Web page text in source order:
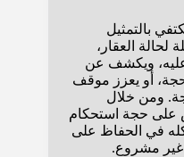
بالتمثيل
لحالة العقار،
عليه، ويكشف عن
أو يعزز موقف
ومن خلال
على حجة استحكام
في الحفاظ على
غير مشروع.